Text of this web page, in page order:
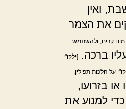
ואין
את הצמר
קרים, ולהשתמש
ברכה. [ילקו"י
על הלכות תפילין,
בזרועו,
למנוע את